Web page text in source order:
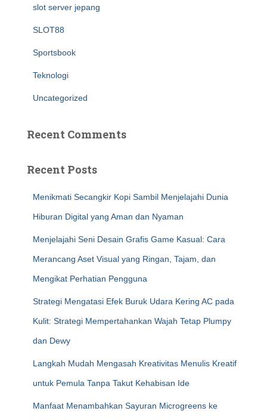
slot server jepang
SLOT88
Sportsbook
Teknologi
Uncategorized
Recent Comments
Recent Posts
Menikmati Secangkir Kopi Sambil Menjelajahi Dunia
Hiburan Digital yang Aman dan Nyaman
Menjelajahi Seni Desain Grafis Game Kasual: Cara
Merancang Aset Visual yang Ringan, Tajam, dan
Mengikat Perhatian Pengguna
Strategi Mengatasi Efek Buruk Udara Kering AC pada
Kulit: Strategi Mempertahankan Wajah Tetap Plumpy
dan Dewy
Langkah Mudah Mengasah Kreativitas Menulis Kreatif
untuk Pemula Tanpa Takut Kehabisan Ide
Manfaat Menambahkan Sayuran Microgreens ke